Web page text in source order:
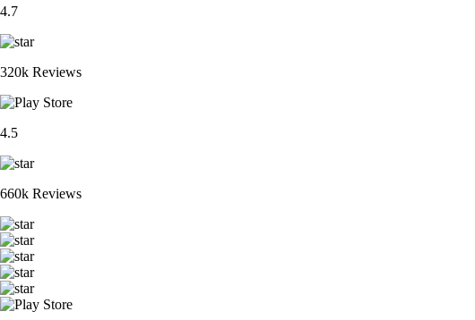
4.7
320k Reviews
4.5
660k Reviews